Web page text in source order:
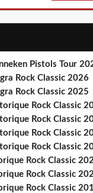
Pistols Tour
Rock Classic 2026
Rock Classic 2025
Rock Classic
Rock Classic
Rock Classic
Rock Classic
Rock Classic
Rock Classic
Rock Classic